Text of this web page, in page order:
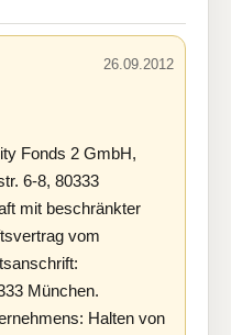
26.09.2012
Fonds 2 GmbH,
6-8, 80333
mit beschränkter
vom
München.
Halten von